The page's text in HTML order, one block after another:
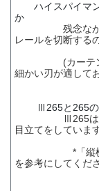
ハイスパイマ
か
残念ながらハ
レールを切断する
(カーテンレー
細かい刃が適して
Ⅲ265と265
Ⅲ265は「横挽
目立てをしています
*「縦横斜め
を参考にしてくだ